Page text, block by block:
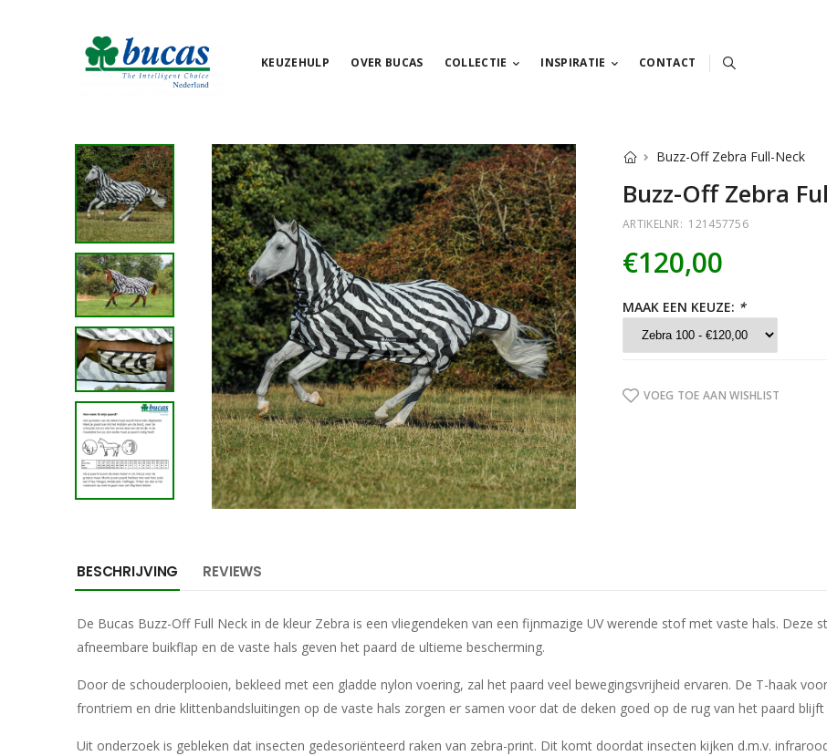
KEUZEHULP OVER BUCAS COLLECTIE INSPIRATIE CONTACT
Buzz-Off Zebra Full-Neck
Buzz-Off Zebra
ARTIKELNR: 121457756
€120,00
MAAK EEN KEUZE: *
VOEG TOE AAN WISHLIST
BESCHRIJVING REVIEWS
De Bucas Buzz-Off Full Neck in de kleur Zebra is een vliegendeken van een fijnmazige UV werende stof met vaste hals. Deze
afneembare buikflap en de vaste hals geven het paard de ultieme bescherming.
Door de schouderplooien, bekleed met een gladde nylon voering, zal het paard veel bewegingsvrijheid ervaren. De T-haak
frontriem en drie klittenbandsluitingen op de vaste hals zorgen er samen voor dat de deken goed op de rug van het paard blijft
Uit onderzoek is gebleken dat insecten gedesoriënteerd raken van zebra-print. Dit komt doordat insecten kijken d.m.v.